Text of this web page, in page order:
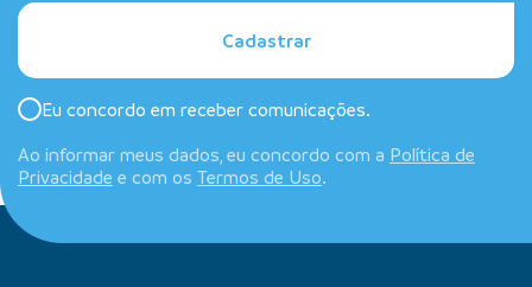
Cadastrar
Eu concordo em receber comunicações.
Ao informar meus dados, eu concordo com a Política de
Privacidade e com os Termos de Uso.